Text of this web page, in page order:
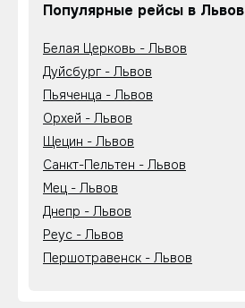
Популярные рейсы в Львов
Белая Церковь - Львов
Дуйсбург - Львов
Пьяченца - Львов
Орхей - Львов
Щецин - Львов
Санкт-Пельтен - Львов
Мец - Львов
Днепр - Львов
Реус - Львов
Першотравенск - Львов